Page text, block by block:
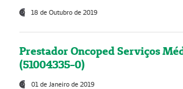
18 de Outubro de 2019
Prestador Oncoped Serviços
(51004335-0)
01 de Janeiro de 2019